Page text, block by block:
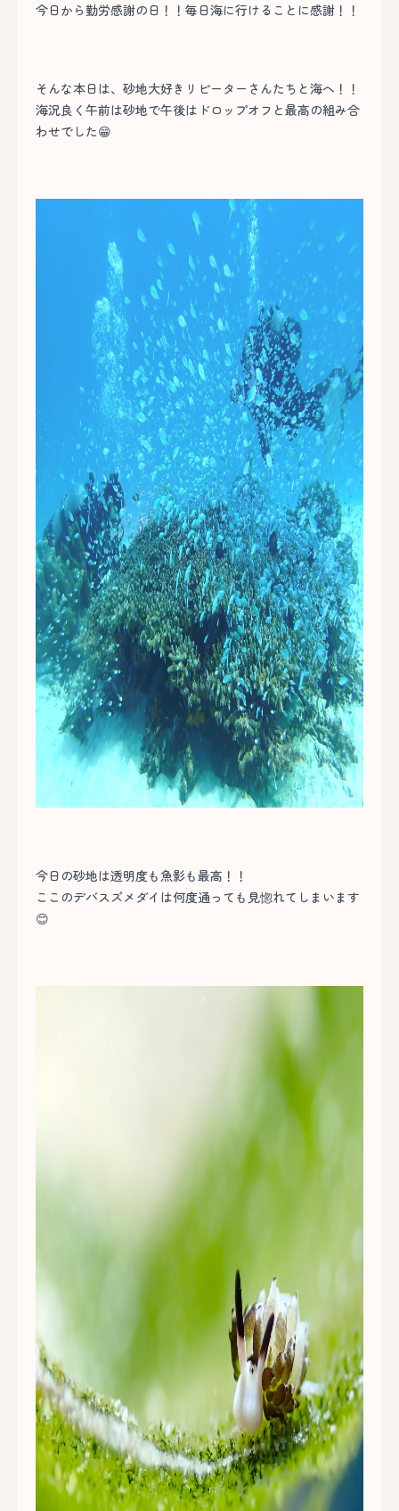
今日から勤労感謝の日！！毎日海に行けることに感謝！！
そんな本日は、砂地大好きリピーターさんたちと海へ！！
海況良く午前は砂地で午後はドロップオフと最高の組み合
わせでした😁
今日の砂地は透明度も魚影も最高！！
ここのデバスズメダイは何度通っても見惚れてしまいます
😊